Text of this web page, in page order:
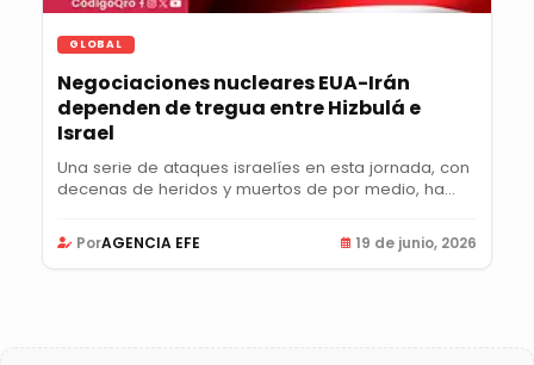
GLOBAL
Negociaciones nucleares EUA-Irán
dependen de tregua entre Hizbulá e
Israel
Una serie de ataques israelíes en esta jornada, con
decenas de heridos y muertos de por medio, ha...
PorAGENCIA EFE 19 de junio, 2026